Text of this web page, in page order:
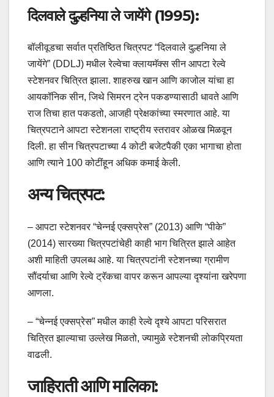
दिलवाले दुल्हनिया ले जायेंगे (1995):
बॉलीवूडचा सर्वात प्रतिष्ठित चित्रपट “दिलवाले दुल्हनिया ले
जायेंगे” (DDLJ) मधील रेल्वेचा क्लायमॅक्स सीन आपटा रेल्वे
स्टेशनवर चित्रित झाला. शाहरुख खान आणि काजोल यांचा हा
आयकॉनिक सीन, जिथे सिमरन ट्रेन पकडण्यासाठी धावते आणि
राज तिचा हात पकडतो, आजही प्रेक्षकांच्या स्मरणात आहे. या
चित्रपटाने आपटा स्टेशनला राष्ट्रीय स्तरावर ओळख मिळवून
दिली. हा सीन चित्रपटाच्या 4 कोटी बजेटपैकी एका भागाचा होता
आणि त्याने 100 कोटींहून अधिक कमाई केली.
अन्य चित्रपट:
– आपटा स्टेशनवर “चेन्नई एक्सप्रेस” (2013) आणि “पीके”
(2014) सारख्या चित्रपटांचेही काही भाग चित्रित झाले आहेत
अशी माहिती उपलब्ध आहे. या चित्रपटांनी स्टेशनच्या ग्रामीण
सौंदर्याचा आणि रेल्वे ट्रॅकचा वापर करून आपल्या दृश्यांना खरेपणा
आणला.
– “चेन्नई एक्सप्रेस” मधील काही रेल्वे दृश्ये आपटा परिसरात
चित्रित झाल्याचा उल्लेख मिळतो, ज्यामुळे स्टेशनची लोकप्रियता
वाढली.
जाहिराती आणि मालिका: